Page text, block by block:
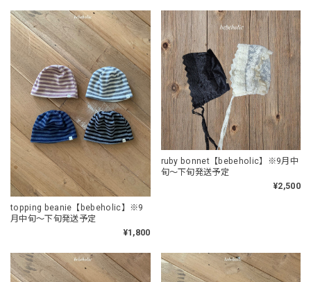
topping beanie【bebeholic】※9
月中旬〜下旬発送予定
¥1,800
ruby bonnet【bebeholic】※9月中
旬〜下旬発送予定
¥2,500